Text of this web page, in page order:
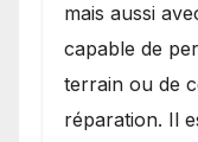
mais aussi
capable de
terrain ou de
réparation. Il